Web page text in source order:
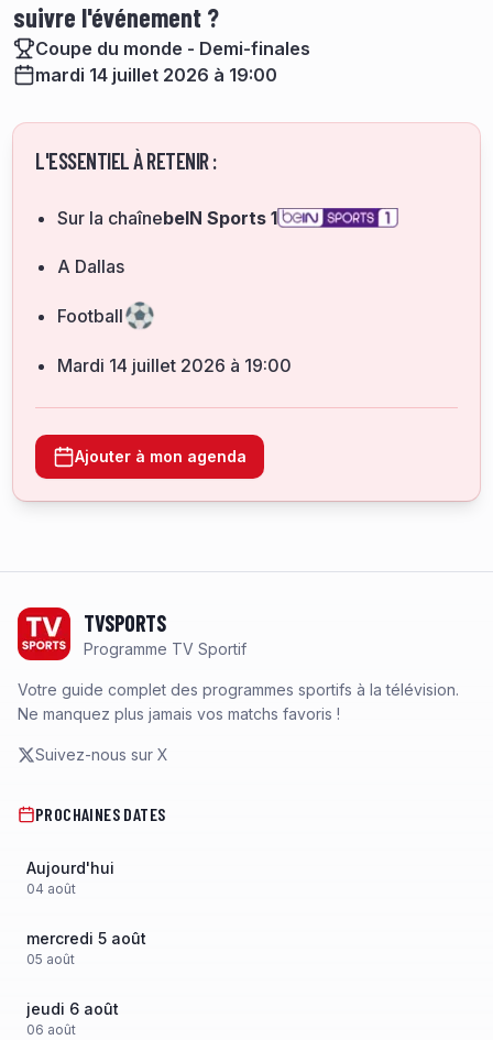
suivre l'événement ?
Coupe du monde - Demi-finales
mardi 14 juillet 2026 à 19:00
L'ESSENTIEL À RETENIR :
Sur la chaînebeIN Sports 1
A Dallas
Football
mardi 14 juillet 2026 à 19:00
Ajouter à mon agenda
TVSPORTS
Programme TV Sportif
Votre guide complet des programmes sportifs à la télévision.
Ne manquez plus jamais vos matchs favoris !
Suivez-nous sur X
PROCHAINES DATES
Aujourd'hui
04 août
mercredi 5 août
05 août
jeudi 6 août
06 août